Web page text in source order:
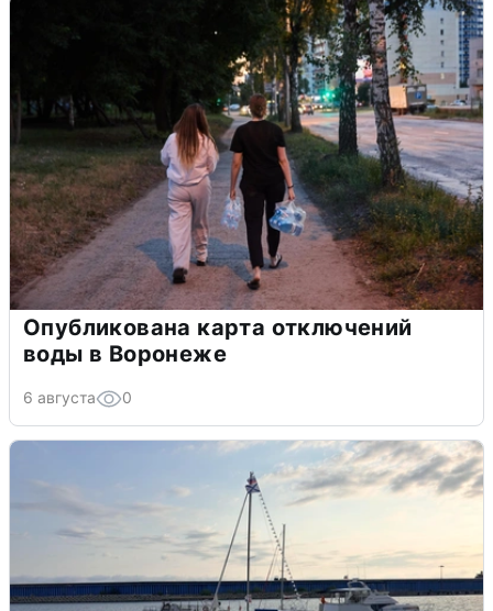
Опубликована карта отключений
воды в Воронеже
6 августа 0